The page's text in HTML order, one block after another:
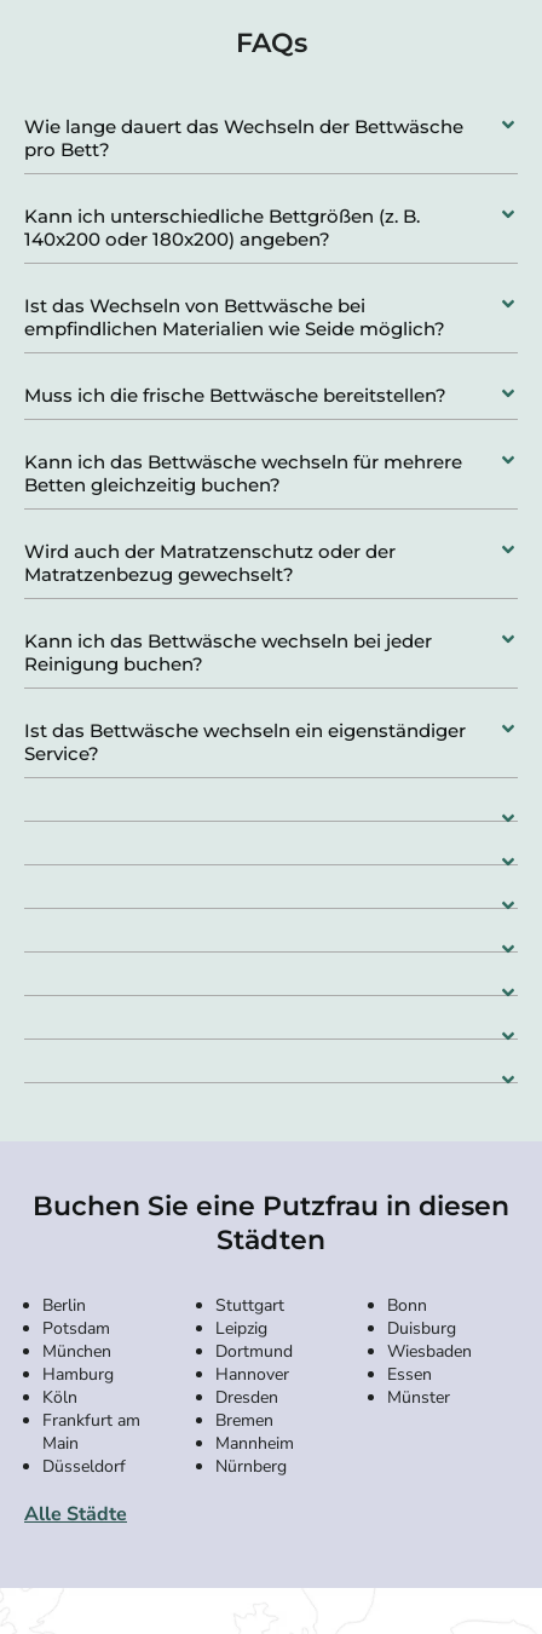
FAQs
Wie lange dauert das Wechseln der Bettwäsche
pro Bett?
Kann ich unterschiedliche Bettgrößen (z. B.
140x200 oder 180x200) angeben?
Ist das Wechseln von Bettwäsche bei
empfindlichen Materialien wie Seide möglich?
Muss ich die frische Bettwäsche bereitstellen?
Kann ich das Bettwäsche wechseln für mehrere
Betten gleichzeitig buchen?
Wird auch der Matratzenschutz oder der
Matratzenbezug gewechselt?
Kann ich das Bettwäsche wechseln bei jeder
Reinigung buchen?
Ist das Bettwäsche wechseln ein eigenständiger
Service?
Buchen Sie eine Putzfrau in diesen
Städten
Berlin
Potsdam
München
Hamburg
Köln
Frankfurt am
Main
Düsseldorf
Stuttgart
Leipzig
Dortmund
Hannover
Dresden
Bremen
Mannheim
Nürnberg
Bonn
Duisburg
Wiesbaden
Essen
Münster
Alle Städte